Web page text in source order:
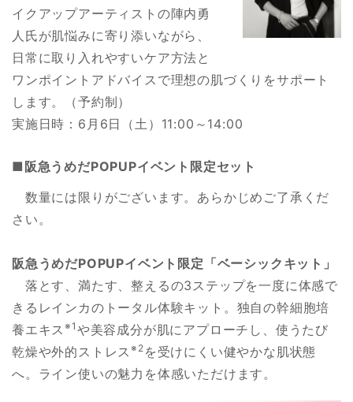
イクアップアーティストの陣内勇
人氏が肌悩みに寄り添いながら、
日常に取り入れやすいケア方法と
ワンポイントアドバイスで理想の肌づくりをサポート
します。（予約制）
実施日時：6月6日（土）11:00～14:00
■阪急うめだPOPUPイベント限定セット
数量には限りがございます。あらかじめご了承くだ
さい。
阪急うめだPOPUPイベント限定「ベーシックキット」
落とす、満たす、整えるの3ステップを一度に体感で
きるレインカのトータル体験キット。独自の幹細胞培
養エキス※1 や美容成分が肌にアプローチし、使うたび
乾燥や外的ストレス※2 を受けにくい健やかな肌状態
へ。ライン使いの魅力を体感いただけます。